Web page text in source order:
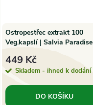
Ostropestřec extrakt 100
Veg.kapslí | Salvia Paradise
449 Kč
Skladem - ihned k dodání
DO KOŠÍKU